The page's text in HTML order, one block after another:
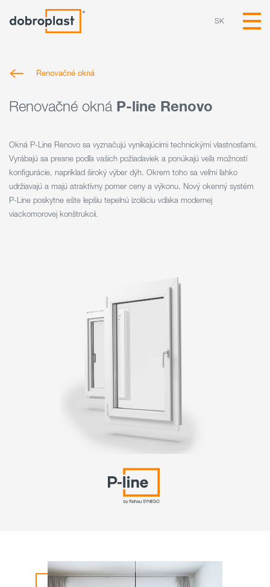
SK
Renovačné okná
Renovačné okná P-line Renovo
Okná P-Line Renovo sa vyznačujú vynikajúcimi technickými vlastnosťami.
Vyrábajú sa presne podľa vašich požiadaviek a ponúkajú veľa možností
konfigurácie, napríklad široký výber dýh. Okrem toho sa veľmi ľahko
udržiavajú a majú atraktívny pomer ceny a výkonu. Nový okenný systém
P-Line poskytne ešte lepšiu tepelnú izoláciu vďaka modernej
viackomorovej konštrukcii.